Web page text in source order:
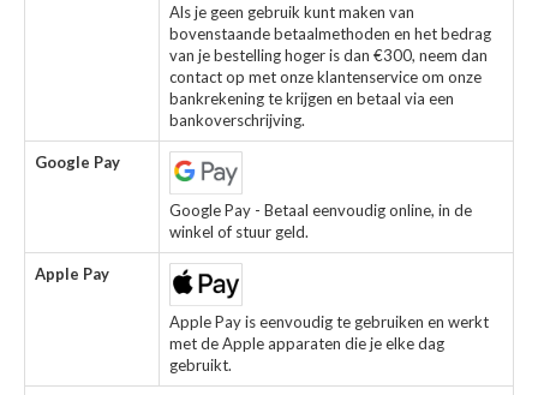
Als je geen gebruik kunt maken van
bovenstaande betaalmethoden en het bedrag
van je bestelling hoger is dan €300, neem dan
contact op met onze klantenservice om onze
bankrekening te krijgen en betaal via een
bankoverschrijving.
Google Pay
Google Pay - Betaal eenvoudig online, in de
winkel of stuur geld.
Apple Pay
Apple Pay is eenvoudig te gebruiken en werkt
met de Apple apparaten die je elke dag
gebruikt.